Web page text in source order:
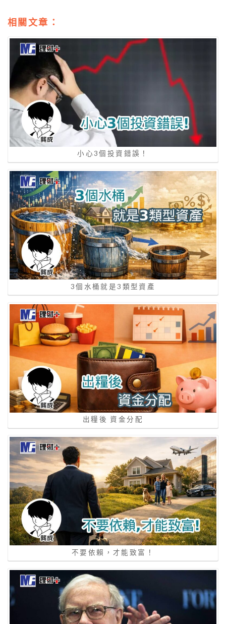
相關文章：
小心3個投資錯誤！
3個水桶就是3類型資產
出糧後 資金分配
不要依賴，才能致富！